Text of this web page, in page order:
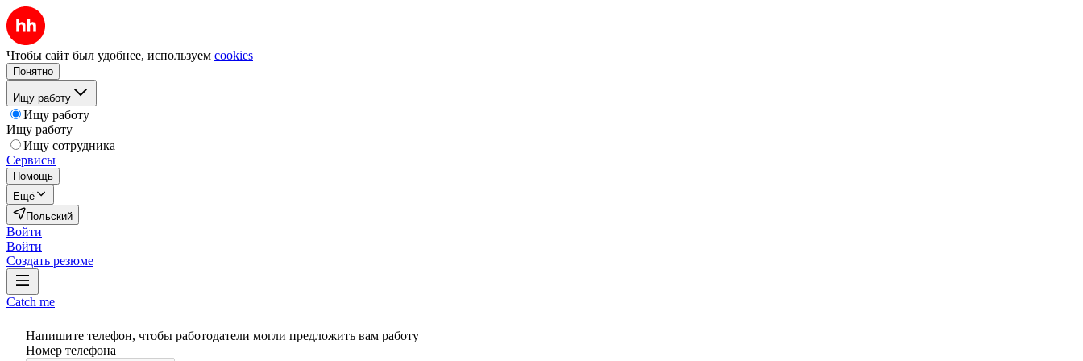
Чтобы сайт был удобнее, используем cookies
Понятно
Ищу работу
Ищу работу
Ищу работу
Ищу сотрудника
Сервисы
Помощь
Ещё
Польский
Войти
Войти
Создать резюме
Catch me
Напишите телефон, чтобы работодатели могли предложить вам работу
Номер телефона